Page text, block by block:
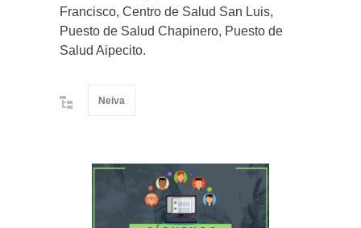
Francisco, Centro de Salud San Luis,
Puesto de Salud Chapinero, Puesto de
Salud Aipecito.
Neiva